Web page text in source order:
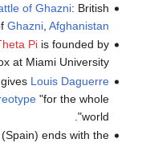
of Ghazni: British
Ghazni, Afghanistan
Piis founded by
at Miami University.
Louis Daguerre
"for the whole
world".
ends with the